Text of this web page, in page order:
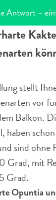
Antwort –
stellt
vor
Balkon.
haben
sind ohne
Grad, mit
Grad.
Opuntia